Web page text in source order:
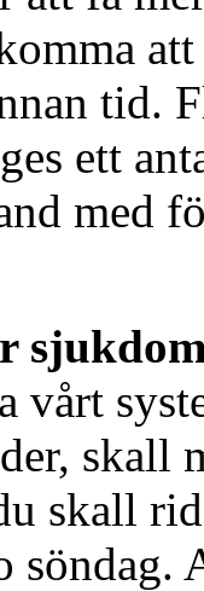
tid.
ett
med
vårt
skall
skall
söndag.